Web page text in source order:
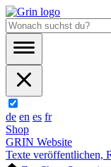
de en es fr
Shop
GRIN Website
Texte veröffentlichen,